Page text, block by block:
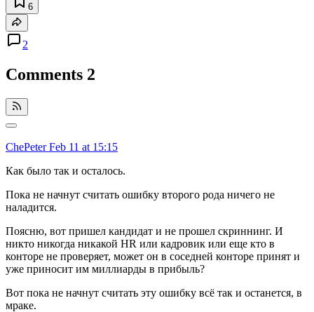
6
2
Comments 2
ChePeterFeb 11 at 15:15
Как было так и осталось.
Пока не начнут считать ошибку второго рода ничего не
наладится.
Поясню, вот пришел кандидат и не прошел скриннинг. И
никто никогда никакой HR или кадровик или еще кто в
конторе не проверяет, может он в соседней конторе принят и
уже приносит им миллиарды в прибыль?
Вот пока не начнут считать эту ошибку всё так и останется, в
мраке.